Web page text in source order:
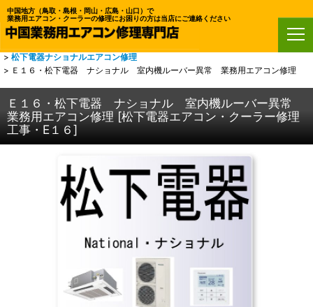
中国地方（鳥取・島根・岡山・広島・山口）で
業務用エアコン・クーラーの修理にお困りの方は当店にご連絡ください
> 松下電器ナショナルエアコン修理
> Ｅ１６・松下電器 ナショナル 室内機ルーバー異常 業務用エアコン修理
Ｅ１６・松下電器 ナショナル 室内機ルーバー異常
業務用エアコン修理 [松下電器エアコン・クーラー修理
工事・E１６]